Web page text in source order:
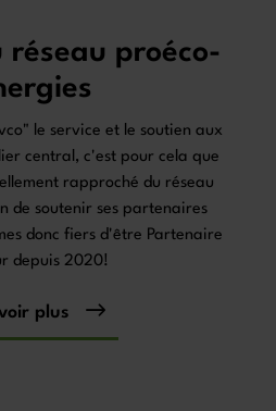
réseau proéco-
le service et le soutien aux
central, c'est pour cela que
rapproché du réseau
de soutenir ses partenaires
donc fiers d'être Partenaire
depuis 2020!
plus